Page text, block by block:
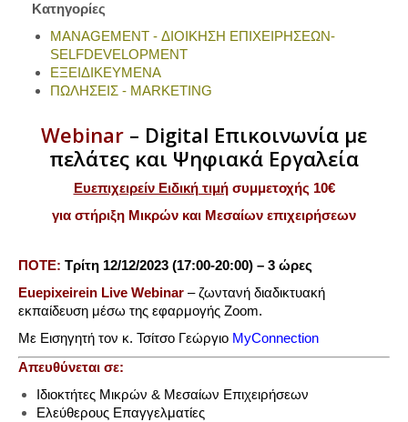
Κατηγορίες
MANAGEMENT - ΔΙΟΙΚΗΣΗ ΕΠΙΧΕΙΡΗΣΕΩΝ-
SELFDEVELOPMENT
ΕΞΕΙΔΙΚΕΥΜΕΝΑ
ΠΩΛΗΣΕΙΣ - MARKETING
Webinar – Digital Επικοινωνία με
πελάτες και Ψηφιακά Εργαλεία
Ευεπιχειρείν Ειδική τιμήσυμμετοχής 10€
για στήριξη Μικρών και Μεσαίων επιχειρήσεων
ΠΟΤΕ: Τρίτη 12/12/2023 (17:00-20:00) – 3 ώρες
Euepixeirein Live Webinar – ζωντανή διαδικτυακή
εκπαίδευση μέσω της εφαρμογής Zoom.
Με Εισηγητή τον κ. Τσίτσο Γεώργιο MyConnection
Απευθύνεται σε:
Ιδιοκτήτες Μικρών & Μεσαίων Επιχειρήσεων
Ελεύθερους Επαγγελματίες